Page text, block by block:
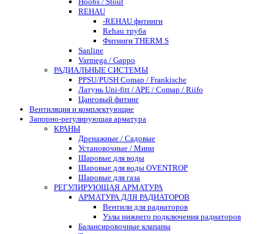
REHAU
-REHAU фитинги
Rehau труба
Фитинги THERM S
Sanline
Varmega / Gappo
РАДИАЛЬНЫЕ СИСТЕМЫ
PPSU/PUSH Comap / Frankische
Латунь Uni-fitt / APE / Comap / Riifo
Цанговый фитинг
Вентиляция и комплектующие
Запорно-регулирующая арматура
КРАНЫ
Дренажные / Садовые
Установочные / Мини
Шаровые для воды
Шаровые для воды OVENTROP
Шаровые для газа
РЕГУЛИРУЮЩАЯ АРМАТУРА
АРМАТУРА ДЛЯ РАДИАТОРОВ
Вентили для радиаторов
Узлы нижнего подключения радиаторов
Балансировочные клапаны